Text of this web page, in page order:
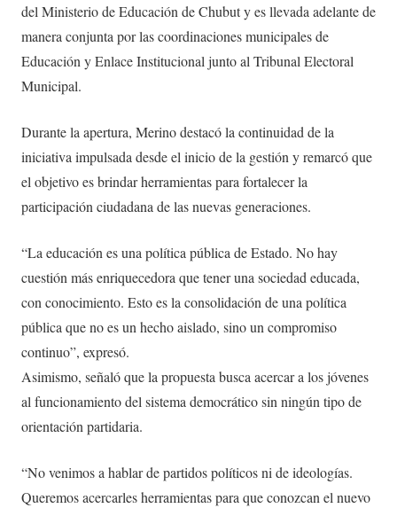
del Ministerio de Educación de Chubut y es llevada adelante de
manera conjunta por las coordinaciones municipales de
Educación y Enlace Institucional junto al Tribunal Electoral
Municipal.
Durante la apertura, Merino destacó la continuidad de la
iniciativa impulsada desde el inicio de la gestión y remarcó que
el objetivo es brindar herramientas para fortalecer la
participación ciudadana de las nuevas generaciones.
“La educación es una política pública de Estado. No hay
cuestión más enriquecedora que tener una sociedad educada,
con conocimiento. Esto es la consolidación de una política
pública que no es un hecho aislado, sino un compromiso
continuo”, expresó.
Asimismo, señaló que la propuesta busca acercar a los jóvenes
al funcionamiento del sistema democrático sin ningún tipo de
orientación partidaria.
“No venimos a hablar de partidos políticos ni de ideologías.
Queremos acercarles herramientas para que conozcan el nuevo